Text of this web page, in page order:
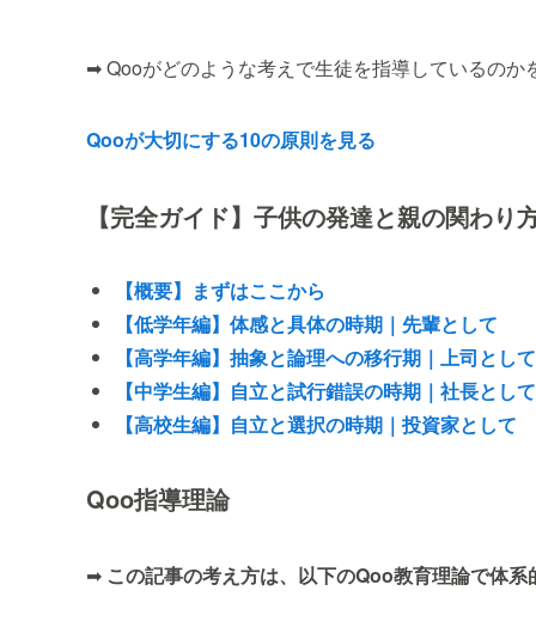
➡ Qooがどのような考えで生徒を指導しているのか
Qooが大切にする10の原則を見る
【完全ガイド】子供の発達と親の関わり
【概要】まずはここから
【低学年編】体感と具体の時期｜先輩として
【高学年編】抽象と論理への移行期｜上司として
【中学生編】自立と試行錯誤の時期｜社長として
【高校生編】自立と選択の時期｜投資家として
Qoo指導理論
➡ この記事の考え方は、以下のQoo教育理論で体系